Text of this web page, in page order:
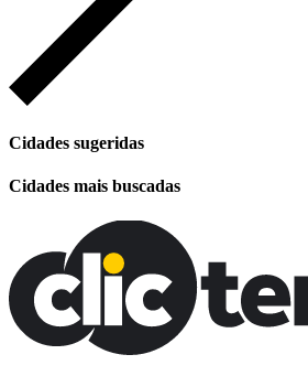
Cidades sugeridas
Cidades mais buscadas